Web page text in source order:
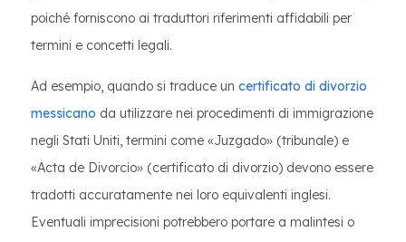
poiché forniscono ai traduttori riferimenti affidabili per
termini e concetti legali.
Ad esempio, quando si traduce un certificato di divorzio
messicano da utilizzare nei procedimenti di immigrazione
negli Stati Uniti, termini come «Juzgado» (tribunale) e
«Acta de Divorcio» (certificato di divorzio) devono essere
tradotti accuratamente nei loro equivalenti inglesi.
Eventuali imprecisioni potrebbero portare a malintesi o